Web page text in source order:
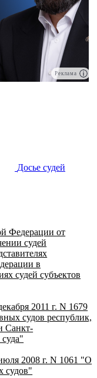
Реклама
Досье судей
Федерации от
судей
в
судей субъектов
2011 г. N 1679
судов республик,
Санкт-
суда"
2008 г. N 1061 "О
судов"